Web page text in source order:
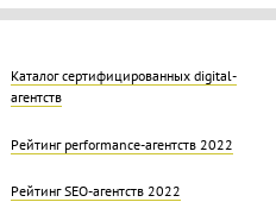
Каталог сертифицированных digital-
агентств
Рейтинг performance-агентств 2022
Рейтинг SEO-агентств 2022